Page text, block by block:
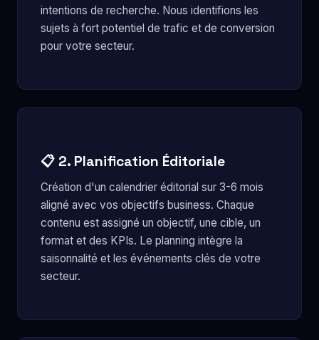
intentions de recherche. Nous identifions les
sujets à fort potentiel de trafic et de conversion
pour votre secteur.
📋 2. Planification Éditoriale
Création d'un calendrier éditorial sur 3-6 mois
aligné avec vos objectifs business. Chaque
contenu est assigné un objectif, une cible, un
format et des KPIs. Le planning intègre la
saisonnalité et les événements clés de votre
secteur.